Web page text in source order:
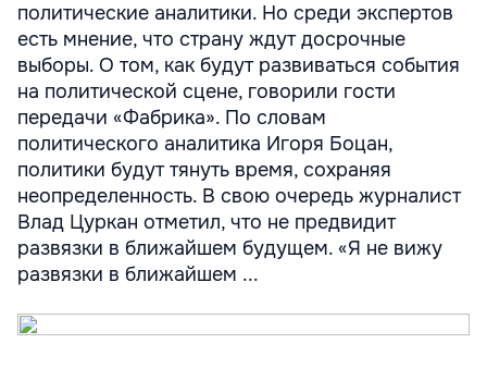
политические аналитики. Но среди экспертов
есть мнение, что страну ждут досрочные
выборы. О том, как будут развиваться события
на политической сцене, говорили гости
передачи «Фабрика». По словам
политического аналитика Игоря Боцан,
политики будут тянуть время, сохраняя
неопределенность. В свою очередь журналист
Влад Цуркан отметил, что не предвидит
развязки в ближайшем будущем. «Я не вижу
развязки в ближайшем ...